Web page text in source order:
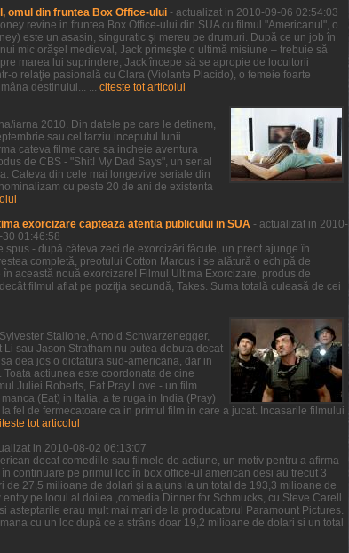
omul din fruntea Box Office-ului - actualizat in 2010-09-06 02:54:03
revine in fruntea Box Office-ului din SUA cu filmul "Americanul", o
este un asasin, singuratic şi mereu pe drumuri. După ce un job în
mic orăşel medieval, Jack primeşte o ultimă misiune – trebuie să
marea lui suprindere, Jack începe să se apropie de locuitorii
o relaţie pasională cu Clara (Violante Placido), o femeie foarte
destinului... ... citeste tot articolul
iarna 2010. Din datele pe care le detinem,
sau cel tarziu inceputul lunii
cateva filme care sa incheie aventura
de CBS - "Shit! My Dad Says", un serial
Cateva din cele mai longevive seriale din
cu peste 20 de ani de existenta
exorcizare capteaza atentia publicului in SUA - actualizat in 2010-
30 01:46:58
- după câteva zeci de exorcizări făcute, un preot ajunge în
completă, preotului Cotton Marcus i se alătură o echipă de
această nouă exorcizare! Filmul Ultima Exorcizare, produs de
filmul aflat pe poziţia secundă, Takes. Suma totală culeasă de cei
Stallone, Arnold Schwarzenegger,
sau Jason Stratham nu putea debuta decat
dea jos o dictatura sud-americana, dar in
actiunea este coordonata de cine
Juliei Roberts, Eat Pray Love - un film
(Eat) in Italia, a te ruga in India (Pray)
fel de fermecatoare ca in primul film in care a jucat. Incasarile filmului
tot articolul
in 2010-08-02 06:13:07
decat comediile sau filmele de actiune, un motiv pentru a afirma
continuare pe primul loc în box office-ul american desi au trecut 3
27,5 milioane de dolari şi a ajuns la un total de 193,3 milioane de
pe locul al doilea ,comedia Dinner for Schmucks, cu Steve Carell
erau mult mai mari de la producatorul Paramount Pictures.
cu un loc după ce a strâns doar 19,2 milioane de dolari si un total